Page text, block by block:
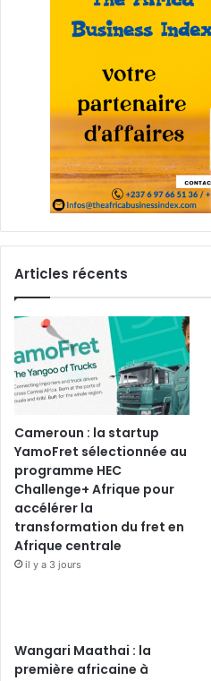
Articles récents
Cameroun : la startup
YamoFret sélectionnée au
programme HEC
Challenge+ Afrique pour
accélérer la
transformation du fret en
Afrique centrale
il y a 3 jours
Wangari Maathai : la
première africaine à